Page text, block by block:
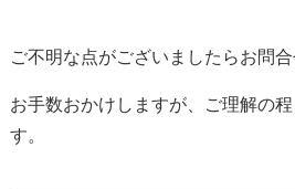
ご不明な点がございましたらお問合
お手数おかけしますが、ご理解の
す。